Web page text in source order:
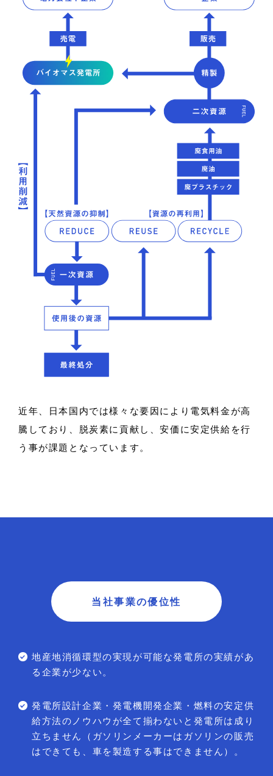
近年、日本国内では様々な要因により電気料金が高
騰しており、脱炭素に貢献し、安価に安定供給を行
う事が課題となっています。
当社事業の優位性
地産地消循環型の実現が可能な発電所の実績があ
る企業が少ない。
発電所設計企業・発電機開発企業・燃料の安定供
給方法のノウハウが全て揃わないと発電所は成り
立ちません（ガソリンメーカーはガソリンの販売
はできても、車を製造する事はできません）。